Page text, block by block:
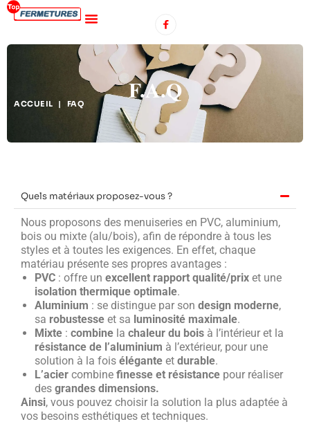
F.A.Q
ACCUEIL | FAQ
Quels matériaux proposez-vous ?
Nous proposons des menuiseries en PVC, aluminium,
bois ou mixte (alu/bois), afin de répondre à tous les
styles et à toutes les exigences. En effet, chaque
matériau présente ses propres avantages :
PVC : offre un excellent rapport qualité/prix et une
isolation thermique optimale.
Aluminium : se distingue par son design moderne,
sa robustesse et sa luminosité maximale.
Mixte : combine la chaleur du bois à l’intérieur et la
résistance de l’aluminium à l’extérieur, pour une
solution à la fois élégante et durable.
L’acier combine finesse et résistance pour réaliser
des grandes dimensions.
Ainsi, vous pouvez choisir la solution la plus adaptée à
vos besoins esthétiques et techniques.